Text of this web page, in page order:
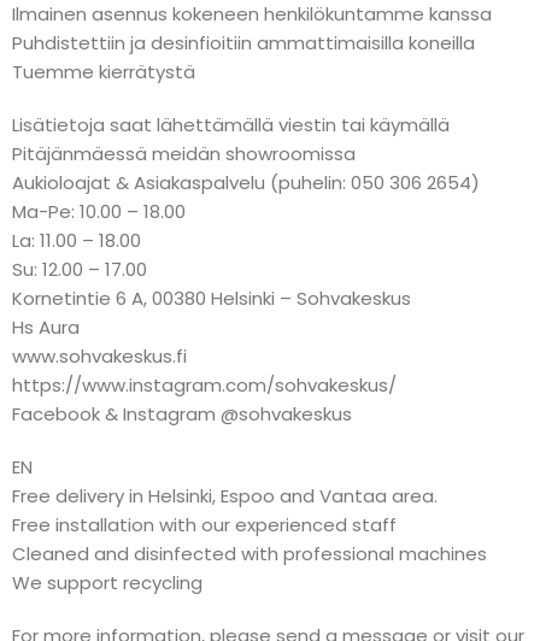
Ilmainen asennus kokeneen henkilökuntamme kanssa
Puhdistettiin ja desinfioitiin ammattimaisilla koneilla
Tuemme kierrätystä
Lisätietoja saat lähettämällä viestin tai käymällä
Pitäjänmäessä meidän showroomissa
Aukioloajat & Asiakaspalvelu (puhelin: 050 306 2654)
Ma-Pe: 10.00 – 18.00
La: 11.00 – 18.00
Su: 12.00 – 17.00
Kornetintie 6 A, 00380 Helsinki – Sohvakeskus
Hs Aura
www.sohvakeskus.fi
https://www.instagram.com/sohvakeskus/
Facebook & Instagram @sohvakeskus
EN
Free delivery in Helsinki, Espoo and Vantaa area.
Free installation with our experienced staff
Cleaned and disinfected with professional machines
We support recycling
For more information, please send a message or visit our